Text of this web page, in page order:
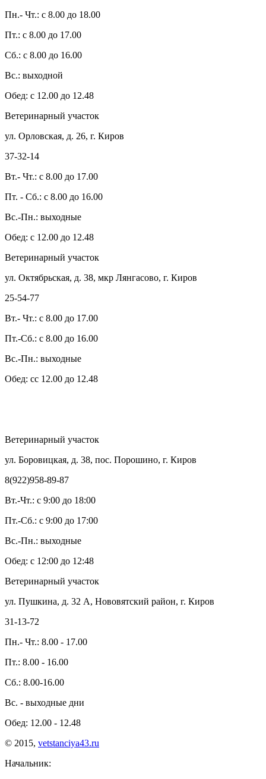
Пн.- Чт.: с 8.00 до 18.00
Пт.: с 8.00 до 17.00
Сб.: с 8.00 до 16.00
Вс.: выходной
Обед: с 12.00 до 12.48
Ветеринарный участок
ул. Орловская, д. 26, г. Киров
37-32-14
Вт.- Чт.: с 8.00 до 17.00
Пт. - Сб.: с 8.00 до 16.00
Вс.-Пн.: выходные
Обед: с 12.00 до 12.48
Ветеринарный участок
ул. Октябрьская, д. 38, мкр Лянгасово, г. Киров
25-54-77
Вт.- Чт.: с 8.00 до 17.00
Пт.-Сб.: с 8.00 до 16.00
Вс.-Пн.: выходные
Обед: сс 12.00 до 12.48
Ветеринарный участок
ул. Боровицкая, д. 38, пос. Порошино, г. Киров
8(922)958-89-87
Вт.-Чт.: с 9:00 до 18:00
Пт.-Сб.: с 9:00 до 17:00
Вс.-Пн.: выходные
Обед: с 12:00 до 12:48
Ветеринарный участок
ул. Пушкина, д. 32 А, Нововятский район, г. Киров
31-13-72
Пн.- Чт.: 8.00 - 17.00
Пт.: 8.00 - 16.00
Сб.: 8.00-16.00
Вс. - выходные дни
Обед: 12.00 - 12.48
© 2015, vetstanciya43.ru
Начальник: